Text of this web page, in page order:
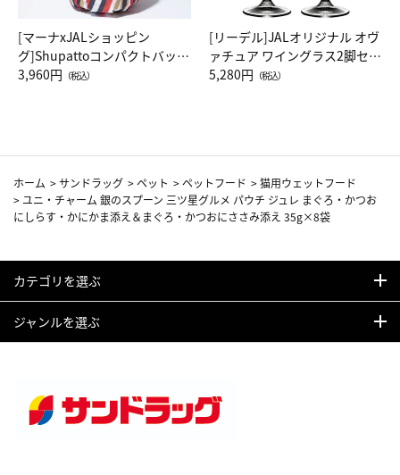
[マーナxJALショッピン
グ]Shupattoコンパクトバッグ
Drop JAL客室乗務員（LC）ス
3,960円 （税込）
[リーデル]JALオリジナル オヴ
ァチュア ワイングラス2脚セッ
ト（レッドワイン）
5,280円 （税込）
ホーム >サンドラッグ >ペット >ペットフード >猫用ウェットフード
> ユニ・チャーム 銀のスプーン 三ツ星グルメ パウチ ジュレ まぐろ・かつお
にしらす・かにかま添え＆まぐろ・かつおにささみ添え 35g×8袋
カテゴリを選ぶ
ジャンルを選ぶ